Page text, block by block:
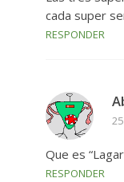
cada super
RESPONDER
Que es
RESPONDER